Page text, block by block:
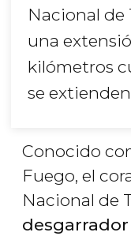
Nacional de
una
kilómetros
se extienden
Conocido
Fuego, el
Nacional de